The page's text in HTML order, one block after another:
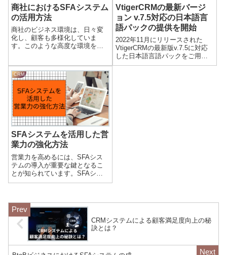
商社におけるSFAシステム
の活用方法
商社のビジネス環境は、日々変
化し、顧客も多様化していま
す。このような高度な環境を生
ます。しかし、今日の瞬時に変
化する市場の中で、SFAシステ
ムの活用は顧客との接触を効率
的かつ正確に捉え...
VtigerCRMの最新バージ
ョン v.7.5対応の日本語言
語パックの提供を開始
2022年11月にリリースされた
VtigerCRMの最新版v.7.5に対応
した日本語言語パックをご用意
いたしました。以下のページか
CRM
SFAシステムを活用した営
業力の強化方法
営業力を高めるには、SFAシス
テムの導入が重要な鍵となるこ
とが知られています。SFAシス
テムとは、Sales Force
手続きや情報の効率化など、営
業活動を支援する...
CRMシステムによる顧客満足度向上の秘
訣とは？